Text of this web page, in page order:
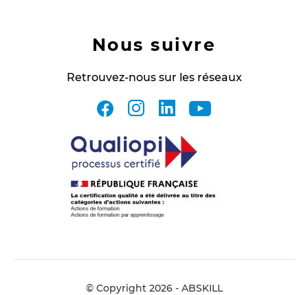
Nous suivre
Retrouvez-nous sur les réseaux
facebook instagram linkedin youtube
© Copyright 2026 - ABSKILL